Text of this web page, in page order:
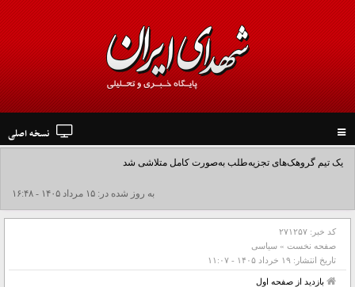
navigation
نسخه اصلی
یک تیم گروهک‌های تجزیه‌طلب به‌صورت کامل متلاشی شد
به روز شده در: ۱۵ مرداد ۱۴۰۵ - ۱۶:۴۸
کد خبر: ۲۷۱۲۵۷
صفحه نخست » سیاسی
تاریخ انتشار: ۱۹ خرداد ۱۴۰۵ - ۱۱:۰۷
بازدید از صفحه اول